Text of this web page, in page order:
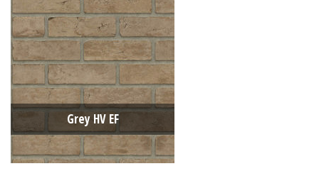
Formaat:
Engels Formaat (EF)
215x100x65
Structuur:
Genuanceerd
Kleur:
Grijs
Grey HV EF